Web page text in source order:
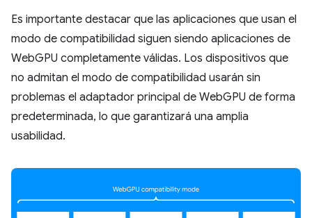
Es importante destacar que las aplicaciones que usan el
modo de compatibilidad siguen siendo aplicaciones de
WebGPU completamente válidas. Los dispositivos que
no admitan el modo de compatibilidad usarán sin
problemas el adaptador principal de WebGPU de forma
predeterminada, lo que garantizará una amplia
usabilidad.